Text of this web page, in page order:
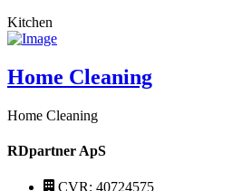
Kitchen
Home Cleaning
Home Cleaning
RDpartner ApS
CVR: 40724575